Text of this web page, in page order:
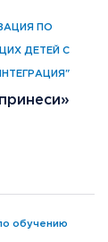
ПО
ДЕТЕЙ С
обучению